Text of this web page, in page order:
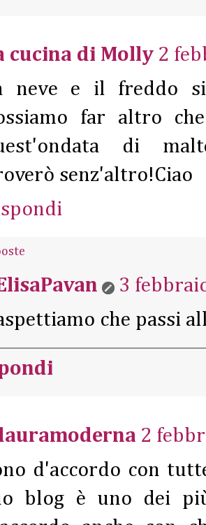
cucina di Molly 2
neve e il freddo
far altro
di
senz'altro!Ciao
3
che passi
2
d'accordo con
blog è uno dei